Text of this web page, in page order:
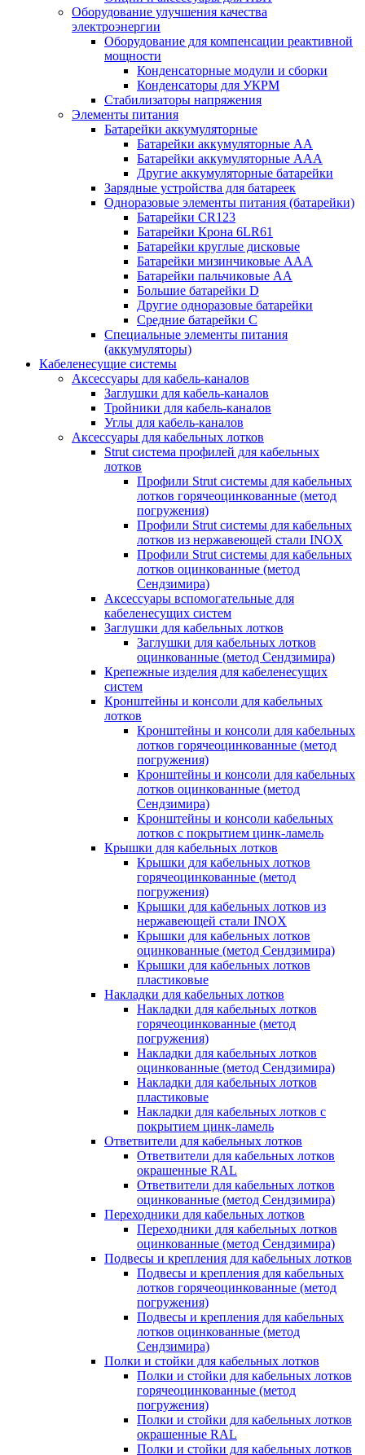
Оборудование улучшения качества
электроэнергии
Оборудование для компенсации реактивной
мощности
Конденсаторные модули и сборки
Конденсаторы для УКРМ
Стабилизаторы напряжения
Элементы питания
Батарейки аккумуляторные
Батарейки аккумуляторные АА
Батарейки аккумуляторные ААА
Другие аккумуляторные батарейки
Зарядные устройства для батареек
Одноразовые элементы питания (батарейки)
Батарейки CR123
Батарейки Крона 6LR61
Батарейки круглые дисковые
Батарейки мизинчиковые ААА
Батарейки пальчиковые АА
Большие батарейки D
Другие одноразовые батарейки
Средние батарейки C
Специальные элементы питания
(аккумуляторы)
Кабеленесущие системы
Аксессуары для кабель-каналов
Заглушки для кабель-каналов
Тройники для кабель-каналов
Углы для кабель-каналов
Аксессуары для кабельных лотков
Strut система профилей для кабельных
лотков
Профили Strut системы для кабельных
лотков горячеоцинкованные (метод
погружения)
Профили Strut системы для кабельных
лотков из нержавеющей стали INOX
Профили Strut системы для кабельных
лотков оцинкованные (метод
Сендзимира)
Аксессуары вспомогательные для
кабеленесущих систем
Заглушки для кабельных лотков
Заглушки для кабельных лотков
оцинкованные (метод Сендзимира)
Крепежные изделия для кабеленесущих
систем
Кронштейны и консоли для кабельных
лотков
Кронштейны и консоли для кабельных
лотков горячеоцинкованные (метод
погружения)
Кронштейны и консоли для кабельных
лотков оцинкованные (метод
Сендзимира)
Кронштейны и консоли кабельных
лотков с покрытием цинк-ламель
Крышки для кабельных лотков
Крышки для кабельных лотков
горячеоцинкованные (метод
погружения)
Крышки для кабельных лотков из
нержавеющей стали INOX
Крышки для кабельных лотков
оцинкованные (метод Сендзимира)
Крышки для кабельных лотков
пластиковые
Накладки для кабельных лотков
Накладки для кабельных лотков
горячеоцинкованные (метод
погружения)
Накладки для кабельных лотков
оцинкованные (метод Сендзимира)
Накладки для кабельных лотков
пластиковые
Накладки для кабельных лотков с
покрытием цинк-ламель
Ответвители для кабельных лотков
Ответвители для кабельных лотков
окрашенные RAL
Ответвители для кабельных лотков
оцинкованные (метод Сендзимира)
Переходники для кабельных лотков
Переходники для кабельных лотков
оцинкованные (метод Сендзимира)
Подвесы и крепления для кабельных лотков
Подвесы и крепления для кабельных
лотков горячеоцинкованные (метод
погружения)
Подвесы и крепления для кабельных
лотков оцинкованные (метод
Сендзимира)
Полки и стойки для кабельных лотков
Полки и стойки для кабельных лотков
горячеоцинкованные (метод
погружения)
Полки и стойки для кабельных лотков
окрашенные RAL
Полки и стойки для кабельных лотков